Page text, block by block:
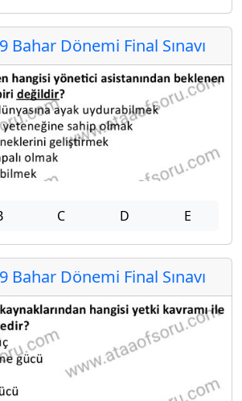
Bahar Dönemi Final Sınavı
C D E
Bahar Dönemi Final Sınavı